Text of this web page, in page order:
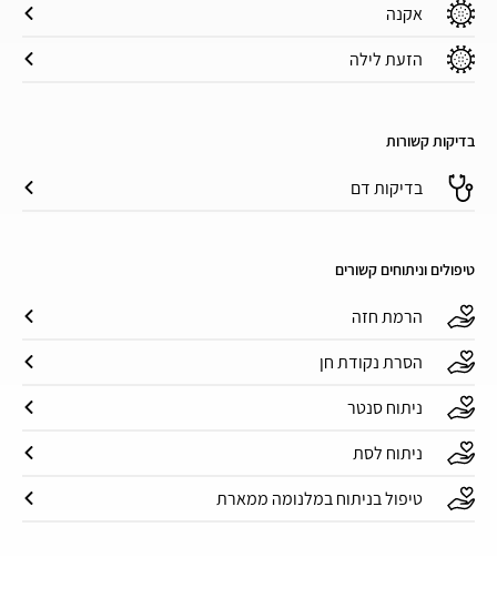
אקנה
הזעת לילה
בדיקות קשורות
בדיקות דם
טיפולים וניתוחים קשורים
הרמת חזה
הסרת נקודת חן
ניתוח סנטר
ניתוח לסת
טיפול בניתוח במלנומה ממארת